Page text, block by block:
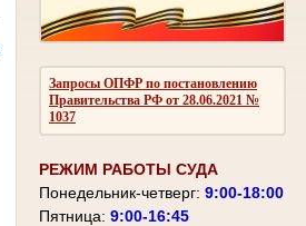
Запросы ОПФР по постановлению
Правительства РФ от 28.06.2021 №
1037
РЕЖИМ РАБОТЫ СУДА
Понедельник-четверг: 9:00-18:00
Пятница: 9:00-16:45